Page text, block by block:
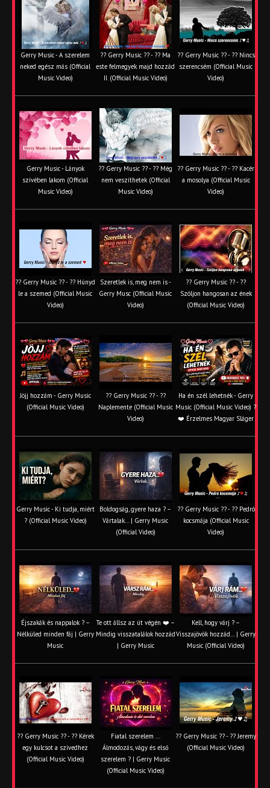
Gerry Music - A szerelem
neked egész más (Official
Music Video)
?? Gerry Music ?? - ?? Ma
este felmegyek majd hozzád
II. (Official Music Video)
?? Gerry Music ?? - ?? Nincs
szerencsém (Official Music
Video)
Gerry Music - Lányok
szívében lakom (Official
Music Video)
?? Gerry Music ?? - ?? Még
nem veszíthetek (Official
Music Video)
?? Gerry Music ?? - ?? Kacér
a mosolya (Official Music
Video)
?? Gerry Music ?? - ?? Húnyd
le a szemed (Official Music
Video)
Szeretlek is, meg nem is -
Gerry Musc (Official Music
Video)
?? Gerry Music ?? - ??
Szóljon hangosan az ének
(Official Music Video)
Jöjj hozzám - Gerry Music
(Official Music Video)
?? Gerry Music ?? - ??
Naplemente (Official Music
Video)
Ha én szél lehetnék - Gerry
Music (Official Music Video) ?️
❤️ Érzelmes Magyar Sláger
Gerry Music - Ki tudja, miért
? (Official Music Video)
Boldogság, gyere haza ? –
Vártalak… | Gerry Music
(Official Video)
?? Gerry Music ?? - ?? Pedró
kocsmája (Official Music
Video)
Éjszakák és nappalok ? –
Nélküled minden fáj | Gerry
Music
Te ott állsz az út végén ❤️ –
Mindig visszatalálok hozzád
| Gerry Music
Kell, hogy várj ? –
Visszajövök hozzád… | Gerry
Music (Official Video)
?? Gerry Music ?? - ?? Kérek
egy kulcsot a szívedhez
(Official Music Video)
Fiatal szerelem ...
Álmodozás, vágy és első
szerelem ? | Gerry Music
(Official Music Video)
?? Gerry Music ?? - ?? Jeremy
(Official Music Video)